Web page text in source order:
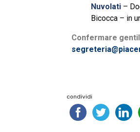
Nuvolati –
Bicocca – in
Confermare
condividi